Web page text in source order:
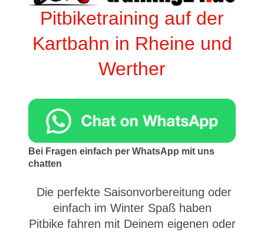
Pitbiketraining auf der
Kartbahn in Rheine und
Werther
Bei Fragen einfach per WhatsApp mit uns
chatten
Die perfekte Saisonvorbereitung oder
einfach im Winter Spaß haben
Pitbike fahren mit Deinem eigenen oder